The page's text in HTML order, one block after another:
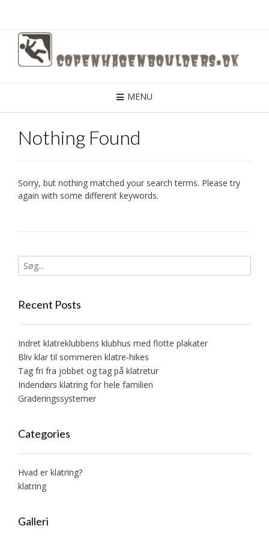
content
MENU
Nothing Found
Sorry, but nothing matched your search terms. Please try
again with some different keywords.
Recent Posts
Indret klatreklubbens klubhus med flotte plakater
Bliv klar til sommeren klatre-hikes
Tag fri fra jobbet og tag på klatretur
Indendørs klatring for hele familien
Graderingssystemer
Categories
Hvad er klatring?
klatring
Galleri